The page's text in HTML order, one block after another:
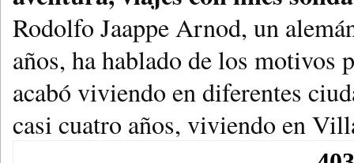
Rodolfo Jaappe Arnod, un
años, ha hablado de los
acabó viviendo en diferentes
casi cuatro años, viviendo en